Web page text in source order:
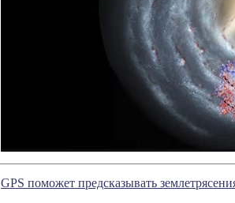
GPS поможет предсказывать